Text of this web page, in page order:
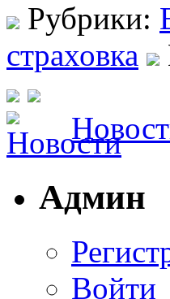
Рубрики:
страховка
Админ
Войти